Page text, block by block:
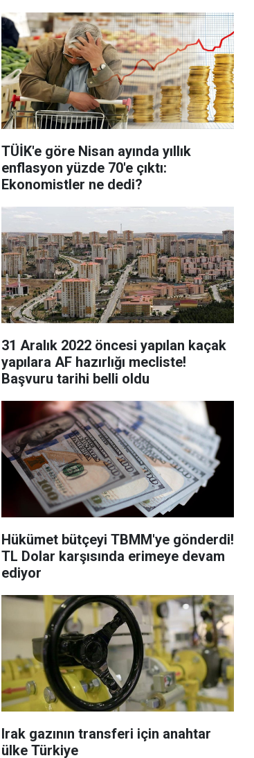
TÜİK'e göre Nisan ayında yıllık
enflasyon yüzde 70'e çıktı:
Ekonomistler ne dedi?
31 Aralık 2022 öncesi yapılan kaçak
yapılara AF hazırlığı mecliste!
Başvuru tarihi belli oldu
Hükümet bütçeyi TBMM'ye gönderdi!
TL Dolar karşısında erimeye devam
ediyor
Irak gazının transferi için anahtar
ülke Türkiye